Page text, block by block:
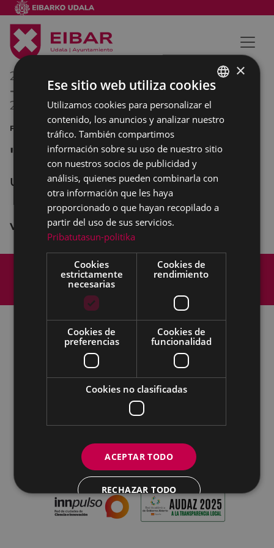
24/06/2015
-
25/06/201502:00
FIESTAS DE SAN JUAN MÚSICA
"La Mundial"
UNTZAGA
VerbenaconLa Mundial
Mapa del Sitio
Aviso legal
Política de cookies
Contacto
Todas las redes sociales del Ayuntamiento
Tfnoa.: 943 70 84 00 / 010 | Faxa: 943 70 84 16 |
BASQUE
SPANISH
×
Ese sitio web utiliza cookies
Utilizamos cookies para personalizar el
contenido, los anuncios y analizar nuestro
tráfico. También compartimos
información sobre su uso de nuestro sitio
con nuestros socios de publicidad y
análisis, quienes pueden combinarla con
otra información que les haya
proporcionado o que hayan recopilado a
partir del uso de sus servicios.
Pribatutasun-politika
Cookies
estrictamente
necesarias
Cookies de
rendimiento
Cookies de
preferencias
Cookies de
funcionalidad
Cookies no clasificadas
ACEPTAR TODO
RECHAZAR TODO
MOSTRAR DETALLES